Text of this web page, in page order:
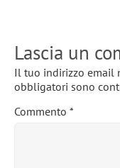
Lascia un
Il tuo indirizzo email
obbligatori sono
Commento *